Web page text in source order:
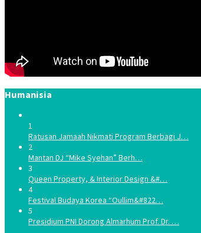
Humanisia
1
Ratusan Jamaah Nikmati Program Berbagi J…
2
Mantan DJ “Mike Syehan” Berh…
3
Queen Property, & Interior Design &#…
4
Festival Budaya Korea “Oullim&#822…
5
Presidium PNI Dorong Almarhum Prof. Dr. …